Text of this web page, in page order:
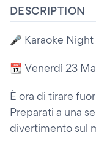
DESCRIPTION
🎤 Karaoke
📆 Venerdì 23
È ora di tirare
Preparati a una
divertimento sul